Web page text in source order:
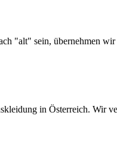
"alt" sein, übernehmen
in Österreich. Wir